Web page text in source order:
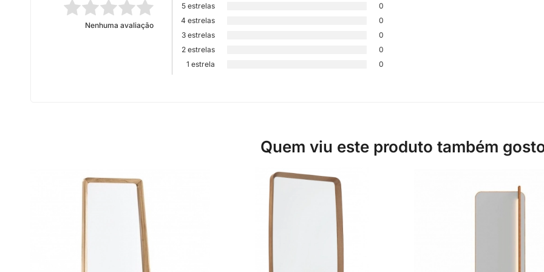
Nenhuma avaliação
5 estrelas
0
4 estrelas
0
3 estrelas
0
2 estrelas
0
1 estrela
0
Quem viu este produto também